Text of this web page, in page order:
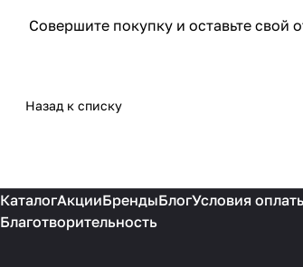
Совершите покупку и оставьте свой
Назад к списку
КаталогАкцииБрендыБлогУсловия
Благотворительность